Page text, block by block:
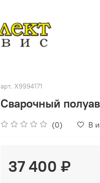
арт. X9994171
Сварочный
(0) В
37 400 ₽